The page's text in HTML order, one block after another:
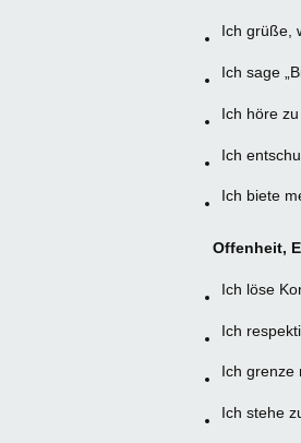
Ich grüße,
Ich sage
Ich höre
Ich
Ich biete
Offenheit,
Ich löse
Ich
Ich grenze
Ich stehe